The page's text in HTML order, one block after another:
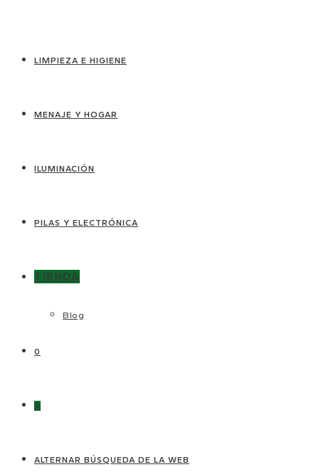
LIMPIEZA E HIGIENE
MENAJE Y HOGAR
ILUMINACIÓN
PILAS Y ELECTRÓNICA
TIENDA
Blog
0
0
ALTERNAR BÚSQUEDA DE LA WEB